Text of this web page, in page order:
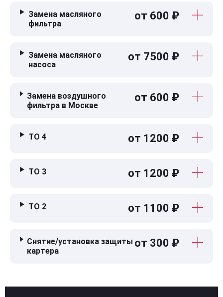
Замена масляного
фильтра
от 600 ₽
Замена масляного
насоса
от 7500 ₽
Замена воздушного
фильтра в Москве
от 600 ₽
ТО 4 от 1200 ₽
ТО 3 от 1200 ₽
ТО 2 от 1100 ₽
Снятие/установка защиты
картера
от 300 ₽